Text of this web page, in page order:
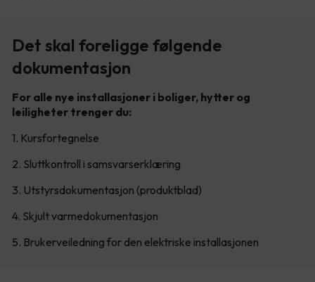
Det skal foreligge følgende
dokumentasjon
For alle nye installasjoner i boliger, hytter og
leiligheter trenger du:
1. Kursfortegnelse
2. Sluttkontroll i samsvarserklæring
3. Utstyrsdokumentasjon (produktblad)
4. Skjult varmedokumentasjon
5. Brukerveiledning for den elektriske installasjonen